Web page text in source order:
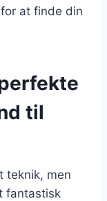
at finde din
til
teknik, men
fantastisk